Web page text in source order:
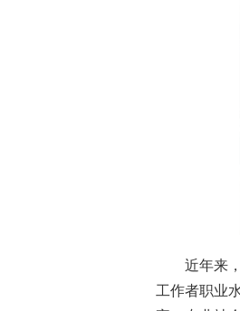
近年来
工作者职业